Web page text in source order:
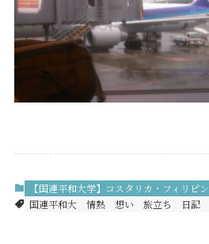
【国連平和大学】コスタリカ・フィリピン
国連平和大
情熱 想い 旅立ち 日記